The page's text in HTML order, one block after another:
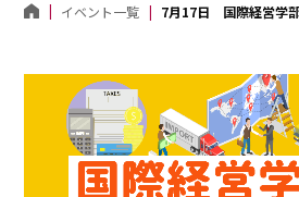
イベント一覧 7月17日 国際経営学